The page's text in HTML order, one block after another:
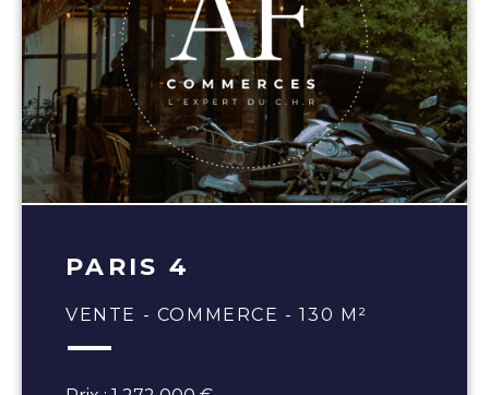
PARIS 4
VENTE - COMMERCE - 130 M²